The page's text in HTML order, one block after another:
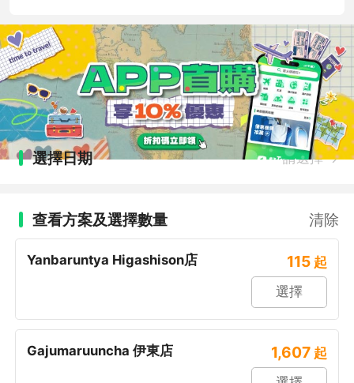
選擇日期 請選擇
查看方案及選擇數量 清除
Yanbaruntya Higashison店 115 起
選擇
Gajumaruuncha 伊東店 1,607 起